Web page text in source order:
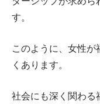
す。
このように、女性
くあります。
社会にも深く関わる